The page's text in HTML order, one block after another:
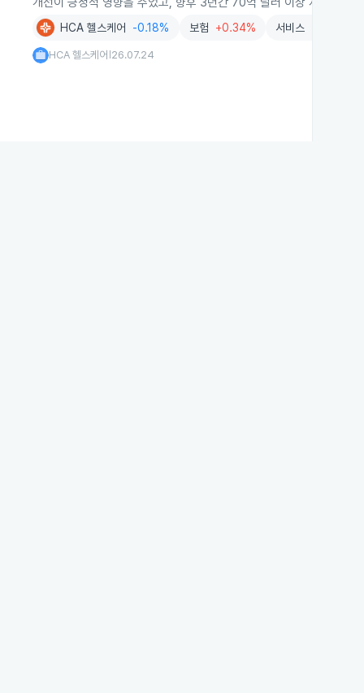
HCA 헬스케어 -0.18% 보험 +0.34% 서비스
HCA 헬스케어 26.07.24